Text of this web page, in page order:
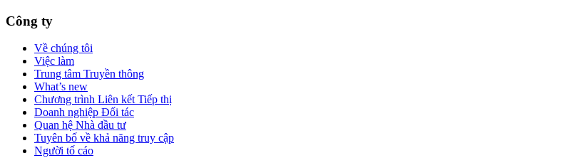
Công ty
Về chúng tôi
Việc làm
Trung tâm Truyền thông
What’s new
Chương trình Liên kết Tiếp thị
Doanh nghiệp Đối tác
Quan hệ Nhà đầu tư
Tuyên bố về khả năng truy cập
Người tố cáo